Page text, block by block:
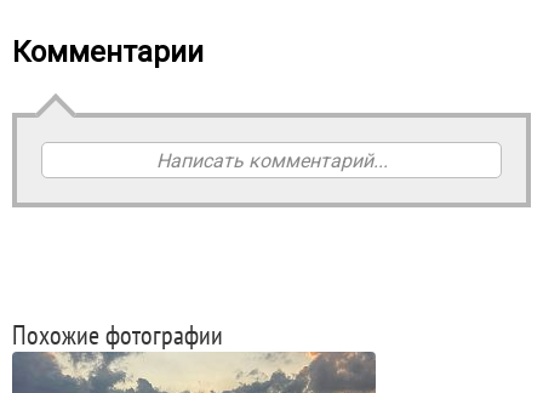
Комментарии
Написать комментарий...
Похожие фотографии